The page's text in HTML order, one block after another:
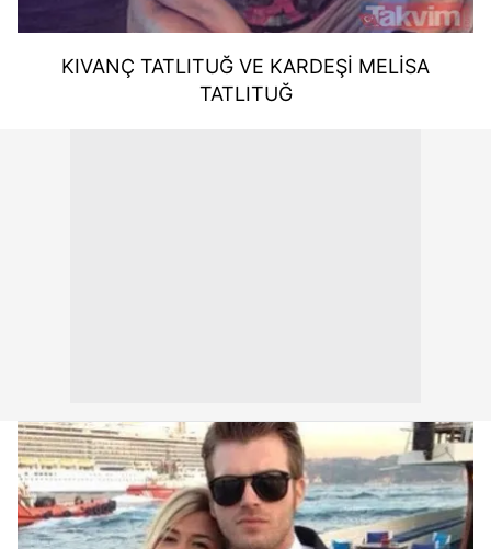
KIVANÇ TATLITUĞ VE KARDEŞİ MELİSA
TATLITUĞ